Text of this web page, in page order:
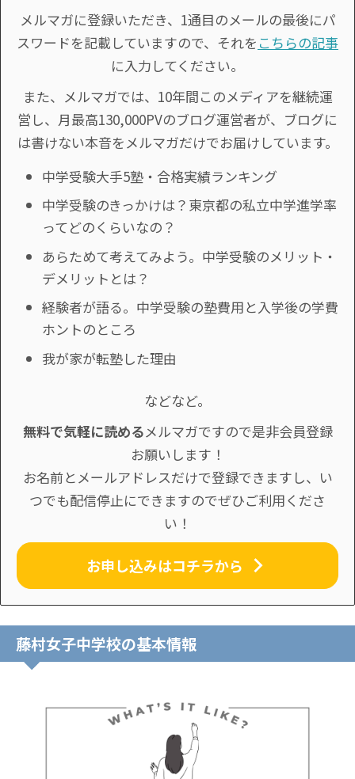
メルマガに登録いただき、1通目のメールの最後にパ
スワードを記載していますので、それを こちらの記事
に入力してください。
また、メルマガでは、10年間このメディアを継続運
営し、月最高130,000PVのブログ運営者が、ブログに
は書けない本音をメルマガだけでお届けしています。
中学受験大手5塾・合格実績ランキング
中学受験のきっかけは？東京都の私立中学進学率
ってどのくらいなの？
あらためて考えてみよう。中学受験のメリット・
デメリットとは？
経験者が語る。中学受験の塾費用と入学後の学費
ホントのところ
我が家が転塾した理由
などなど。
無料で気軽に読めるメルマガですので是非会員登録
お願いします！
お名前とメールアドレスだけで登録できますし、い
つでも配信停止にできますのでぜひご利用くださ
い！
お申し込みはコチラから
藤村女子中学校の基本情報